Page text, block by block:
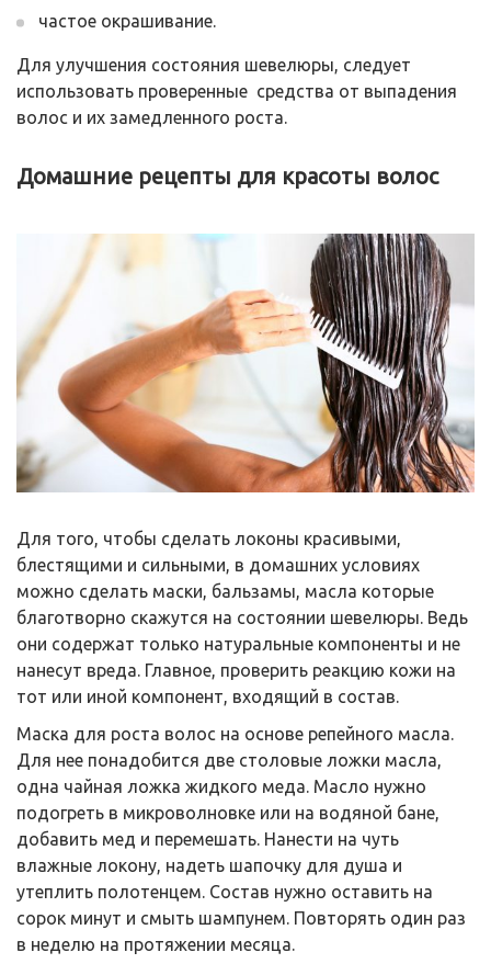
частое окрашивание.
Для улучшения состояния шевелюры, следует
использовать проверенные средства от выпадения
волос и их замедленного роста.
Домашние рецепты для красоты волос
Для того, чтобы сделать локоны красивыми,
блестящими и сильными, в домашних условиях
можно сделать маски, бальзамы, масла которые
благотворно скажутся на состоянии шевелюры. Ведь
они содержат только натуральные компоненты и не
нанесут вреда. Главное, проверить реакцию кожи на
тот или иной компонент, входящий в состав.
Маска для роста волос на основе репейного масла.
Для нее понадобится две столовые ложки масла,
одна чайная ложка жидкого меда. Масло нужно
подогреть в микроволновке или на водяной бане,
добавить мед и перемешать. Нанести на чуть
влажные локону, надеть шапочку для душа и
утеплить полотенцем. Состав нужно оставить на
сорок минут и смыть шампунем. Повторять один раз
в неделю на протяжении месяца.